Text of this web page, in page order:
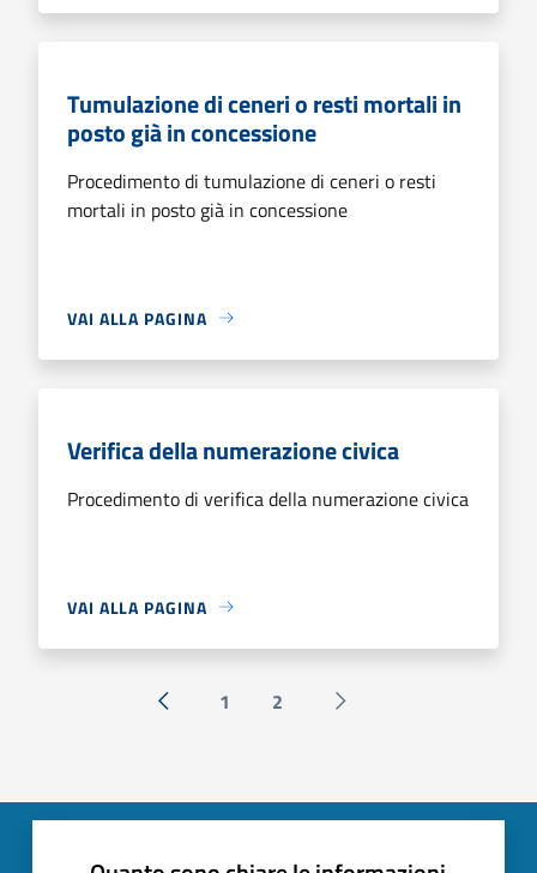
Tumulazione di ceneri o resti mortali in
posto già in concessione
Procedimento di tumulazione di ceneri o resti
mortali in posto già in concessione
VAI ALLA PAGINA
Verifica della numerazione civica
Procedimento di verifica della numerazione civica
VAI ALLA PAGINA
« Precedente
1 2 Successiva »